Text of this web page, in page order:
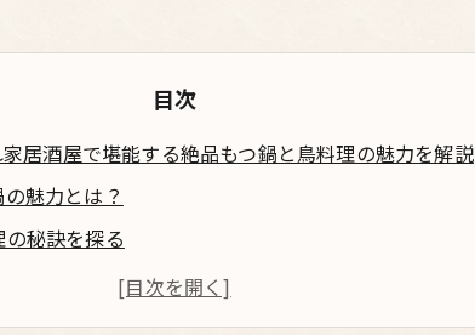
目次
居酒屋で堪能する絶品もつ鍋と鳥料理の魅力を解説
魅力とは？
の秘訣を探る
隠れ家居酒屋の魅力
が光る絶品メニュー